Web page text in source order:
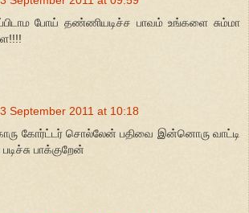
போய் தண்ணியடிச்ச பாவம் உங்களை சும்மா
September 2011 at 10:18
கோர்ட்டர் சொல்லேன் பதிவை இன்னொரு வாட்டி
பாக்குறேன்